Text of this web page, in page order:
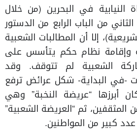
النيابية في البحرين (من خلال
من الباب الرابع من الدستور
إلا أن المطالبات الشعبية
وإقامة نظام حكم يتأسس على
الشعبية لم تتوقف. وقد
-في البداية- شكل عرائض ترفع
أبرزها “عريضة النخبة” وهي
ثم “العريضة الشعبية”
كبير من المواطنين.